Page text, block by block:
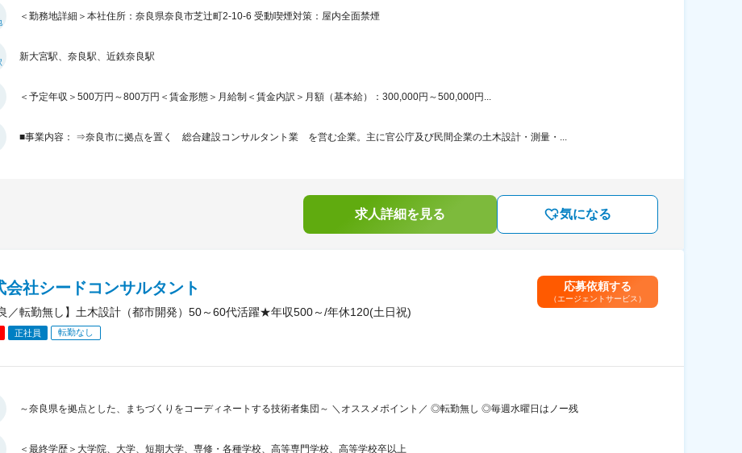
＜勤務地詳細＞本社住所：奈良県奈良市芝辻町2-10-6 受動喫煙対策：屋内全面禁煙
新大宮駅、奈良駅、近鉄奈良駅
＜予定年収＞500万円～800万円＜賃金形態＞月給制＜賃金内訳＞月額（基本給）：300,000円～500,000円...
■事業内容： ⇒奈良市に拠点を置く 総合建設コンサルタント業 を営む企業。主に官公庁及び民間企業の土木設計・測量・...
求人詳細を見る 気になる
会社シードコンサルタント
良／転勤無し】土木設計（都市開発）50～60代活躍★年収500～/年休120(土日祝)
正社員 転勤なし
応募依頼する
（エージェントサービス）
～奈良県を拠点とした、まちづくりをコーディネートする技術者集団～ ＼オススメポイント／ ◎転勤無し ◎毎週水曜日はノー残
＜最終学歴＞大学院、大学、短期大学、専修・各種学校、高等専門学校、高等学校卒以上